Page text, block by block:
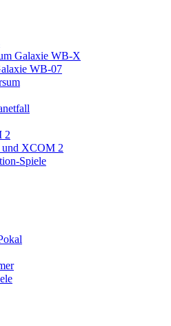
Galaxie WB-X
WB-07
2
XCOM 2
Spiele